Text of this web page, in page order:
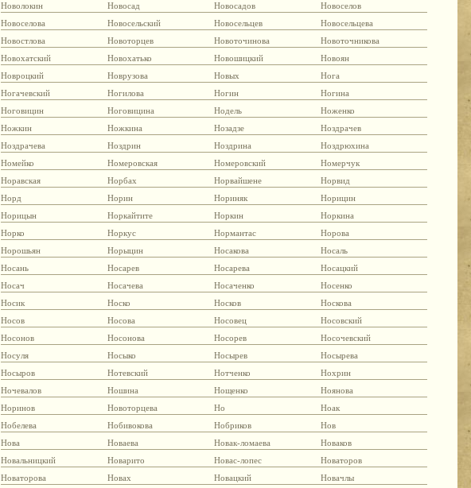
Новолокин
Новосад Новосадов
Новоселов
Новоселова
Новосельский Новосельцев
Новосельцева
Новостлова
Новоторцев Новоточинова
Новоточникова
Новохатский
Новохатько Новошицкий
Новоян
Новроцкий
Новрузова Новых
Нога
Ногачевский
Ногилова Ногин
Ногина
Ноговицин
Ноговицина Нодель
Ноженко
Ножкин
Ножкина Нозадзе
Ноздрачев
Ноздрачева
Ноздрин Ноздрина
Ноздрюхина
Номейко
Номеровская Номеровский
Номерчук
Норавская
Норбах Норвайшене
Норвид
Норд
Норин Нориняк
Норицин
Норицын
Норкайтите Норкин
Норкина
Норко
Норкус Нормантас
Норова
Норошьян
Норыцин Носакова
Носаль
Носань
Носарев Носарева
Носацкий
Носач
Носачева Носаченко
Носенко
Носик
Носко Носков
Носкова
Носов
Носова Носовец
Носовский
Носонов
Носонова Носорев
Носочевский
Носуля
Носыко Носырев
Носырева
Носыров
Нотевский Нотченко
Нохрин
Ночевалов
Ношина Нощенко
Ноянова
Норинов
Новоторцева Но
Ноак
Нобелева
Нобивокова Нобриков
Нов
Нова
Новаева Новак-ломаева
Новаков
Новальницкий
Новарито Новас-лопес
Новаторов
Новаторова
Новах Новацкий
Новачлы